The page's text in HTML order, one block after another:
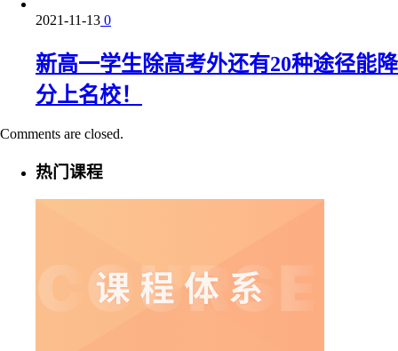
2021-11-13 0
新高一学生除高考外还有20种途径能降
分上名校！
Comments are closed.
热门课程